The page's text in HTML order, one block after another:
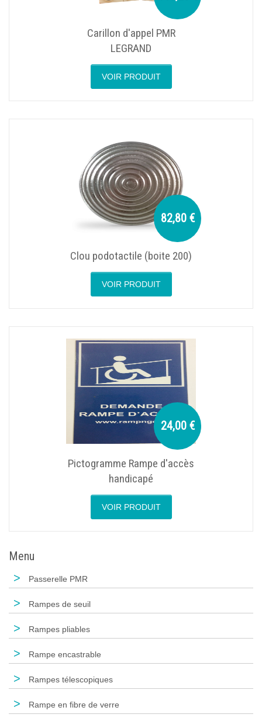
Carillon d'appel PMR
LEGRAND
VOIR PRODUIT
82,80 €
Clou podotactile (boite 200)
VOIR PRODUIT
24,00 €
Pictogramme Rampe d'accès
handicapé
VOIR PRODUIT
Menu
> Passerelle PMR
> Rampes de seuil
> Rampes pliables
> Rampe encastrable
> Rampes télescopiques
> Rampe en fibre de verre